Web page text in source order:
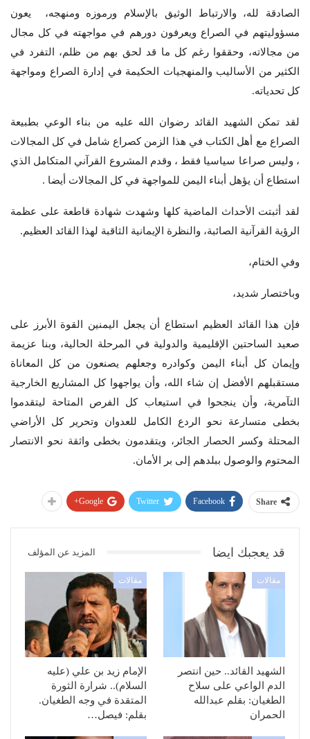
الصادقة لله، والارتباط الوثيق بالإسلام ورموزه ومنهجه، يعون
مسؤوليتهم في الصراع ويعرفون دورهم في مواجهته في كل مجال
من مجالاته، وحققوا رغم كل ما قد لحق بهم من ظلم، التفرد في
الكثير من الأساليب والمنهجيات الحكيمة في إدارة الصراع ومواجهة
كل تحدياته.
لقد تمكن الشهيد القائد رضوان الله عليه من بناء الوعي بطبيعة
الصراع مع أهل الكتاب في هذا الزمن كصراع شامل في كل المجالات
، وليس صراعا سياسيا فقط ، وقدم المشروع القرآني المتكامل الذي
استطاع أن يؤهل أبناء اليمن للمواجهة في كل المجالات أيضا .
لقد أثبتت الأحداث الماضية كلها وشهدت شهادة قاطعة على عظمة
الرؤية القرآنية الصائبة، والنظرة الإيمانية الثاقبة لهذا القائد العظيم.
وفي الختام،
وباختصار شديد،
فإن هذا القائد العظيم استطاع أن يجعل اليمنين القوة الأبرز على
صعيد الساحتين الإقليمية والدولية في المرحلة الحالية، وبنا عزيمة
وإيمان كل أبناء اليمن وكوادره وجعلهم يصنعون من كل المعاناة
مستقبلهم الأفضل إن شاء الله، وأن يواجهوا كل المشاريع الخارجية
التآمرية، وأن ينجحوا في استيعاب كل الفرص المتاحة ليتقدموا
بخطى متسارعة نحو الردع الكامل للعدوان وتحرير كل الأراضي
المحتلة وكسر الحصار الجائر، ويتقدمون بخطى واثقة نحو الانتصار
المحتوم والوصول ببلدهم إلى بر الأمان.
Share
Facebook
Twitter
Google+
قد يعجبك ايضا المزيد عن المؤلف
مقالات
الشهيد القائد.. حين انتصر
الدم الواعي على سلاح
الطغيان: بقلم عبدالله
الحمران
مقالات
الإمام زيد بن علي (عليه
السلام).. شرارة الثورة
المتقدة في وجه الطغيان.
بقلم: فيصل…